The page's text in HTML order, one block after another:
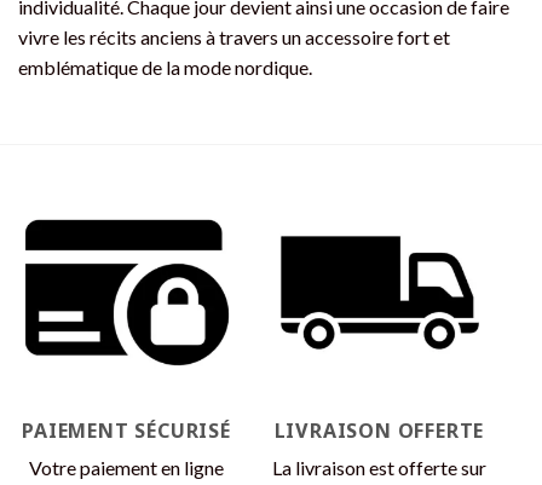
individualité. Chaque jour devient ainsi une occasion de faire
vivre les récits anciens à travers un accessoire fort et
emblématique de la mode nordique.
PAIEMENT SÉCURISÉ
Votre paiement en ligne
LIVRAISON OFFERTE
La livraison est offerte sur